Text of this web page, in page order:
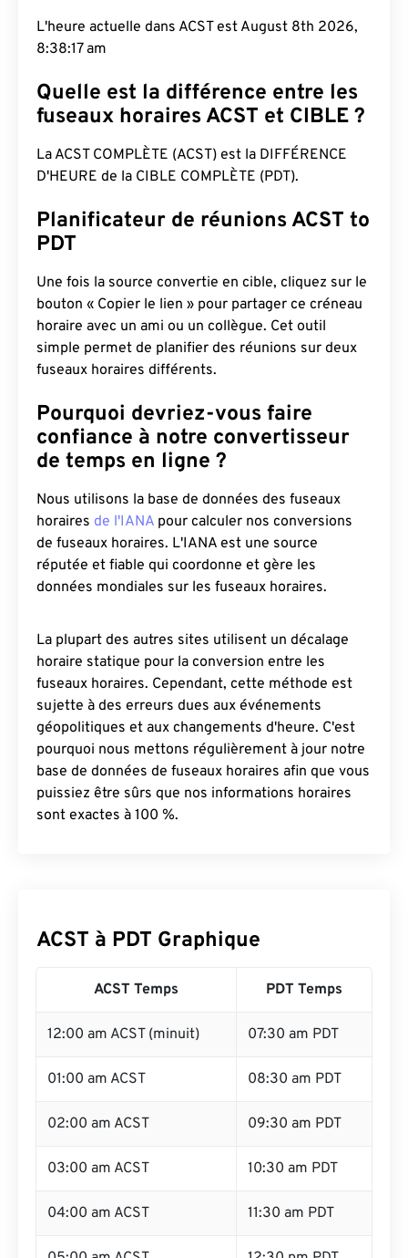
L'heure actuelle dans ACST est August 8th 2026,
8:38:18 am
Quelle est la différence entre les
fuseaux horaires ACST et CIBLE ?
La ACST COMPLÈTE (ACST) est la DIFFÉRENCE
D'HEURE de la CIBLE COMPLÈTE (PDT).
Planificateur de réunions ACST to
PDT
Une fois la source convertie en cible, cliquez sur le
bouton « Copier le lien » pour partager ce créneau
horaire avec un ami ou un collègue. Cet outil
simple permet de planifier des réunions sur deux
fuseaux horaires différents.
Pourquoi devriez-vous faire
confiance à notre convertisseur
de temps en ligne ?
Nous utilisons la base de données des fuseaux
horaires de l'IANA pour calculer nos conversions
de fuseaux horaires. L'IANA est une source
réputée et fiable qui coordonne et gère les
données mondiales sur les fuseaux horaires.
La plupart des autres sites utilisent un décalage
horaire statique pour la conversion entre les
fuseaux horaires. Cependant, cette méthode est
sujette à des erreurs dues aux événements
géopolitiques et aux changements d'heure. C'est
pourquoi nous mettons régulièrement à jour notre
base de données de fuseaux horaires afin que vous
puissiez être sûrs que nos informations horaires
sont exactes à 100 %.
ACST à PDT Graphique
ACST Temps PDT Temps
12:00 am ACST (minuit) 07:30 am PDT
01:00 am ACST 08:30 am PDT
02:00 am ACST 09:30 am PDT
03:00 am ACST 10:30 am PDT
04:00 am ACST 11:30 am PDT